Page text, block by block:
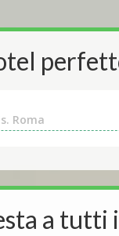
Roma
a tutti